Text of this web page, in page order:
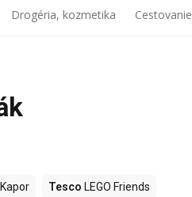
Drogéria, kozmetika Cestovanie
Kapor Tesco LEGO Friends